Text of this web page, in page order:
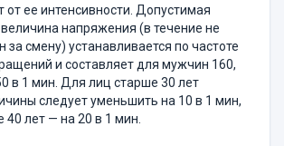
от ее интенсивности. Допустимая
напряжения (в течение не
смену) устанавливается по частоте
и составляет для мужчин 160,
в 1 мин. Для лиц старше 30 лет
следует уменьшить на 10 в 1 мин,
40 лет — на 20 в 1 мин.